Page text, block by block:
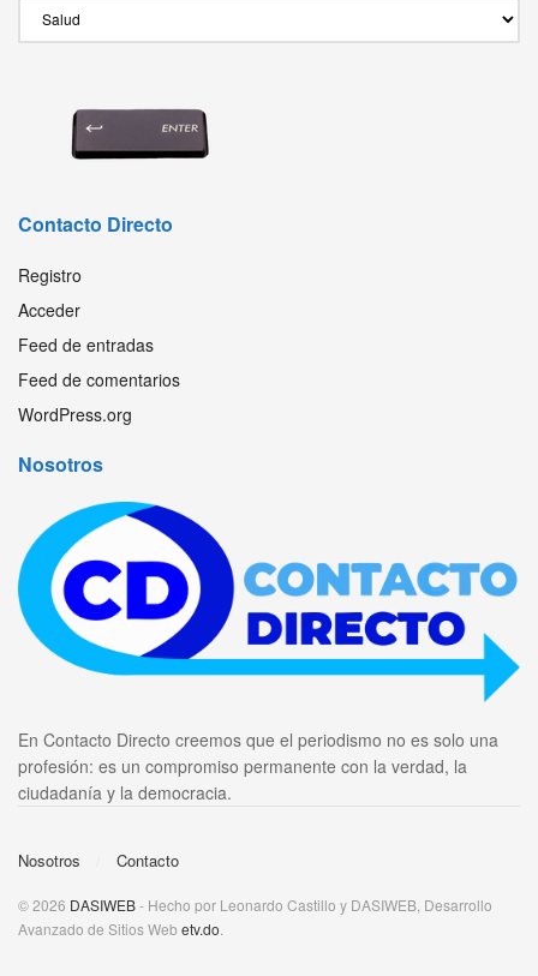
Contacto Directo
Registro
Acceder
Feed de entradas
Feed de comentarios
WordPress.org
Nosotros
En Contacto Directo creemos que el periodismo no es solo una
profesión: es un compromiso permanente con la verdad, la
ciudadanía y la democracia.
Nosotros Contacto
© 2026 DASIWEB- Hecho por Leonardo Castillo y DASIWEB, Desarrollo
Avanzado de Sitios Web etv.do